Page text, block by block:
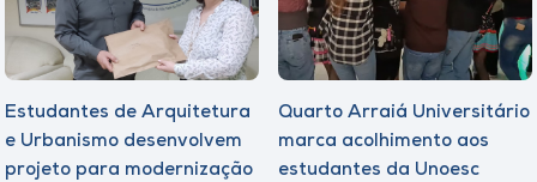
Estudantes de Arquitetura
e Urbanismo desenvolvem
projeto para modernização
Quarto Arraiá Universitário
marca acolhimento aos
estudantes da Unoesc